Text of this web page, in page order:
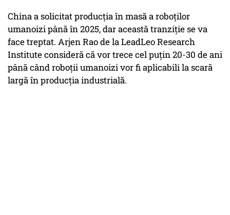
China a solicitat producția în masă a roboților
umanoizi până în 2025, dar această tranziție se va
face treptat. Arjen Rao de la LeadLeo Research
Institute consideră că vor trece cel puțin 20-30 de ani
până când roboții umanoizi vor fi aplicabili la scară
largă în producția industrială.